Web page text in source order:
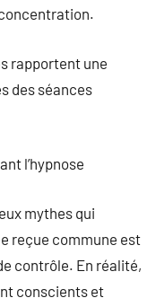
rapportent une
des séances
l’hypnose
mythes qui
reçue commune est
contrôle. En réalité,
conscients et